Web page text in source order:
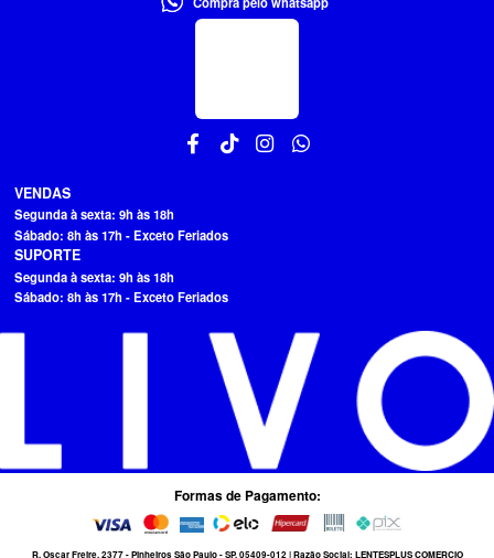
VENDAS
Segunda à sexta: 9h às 18h
Sábado: 8h às 17h - Exceto Feriados
SUPORTE
Segunda à sexta: 9h às 18h
Sábado: 8h às 17h - Exceto Feriados
Formas de Pagamento:
R. Oscar Freire, 2377 - Pinheiros São Paulo - SP, 05409-012 | Razão Social: LENTESPLUS COMERCIO